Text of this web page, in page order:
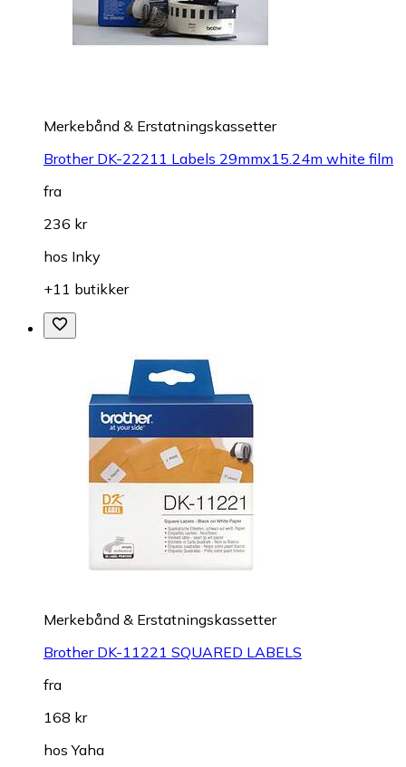
Merkebånd & Erstatningskassetter
Brother DK-22211 Labels 29mmx15.24m white film
fra
236 kr
hos Inky
+11 butikker
Merkebånd & Erstatningskassetter
Brother DK-11221 SQUARED LABELS
fra
168 kr
hos Yaha